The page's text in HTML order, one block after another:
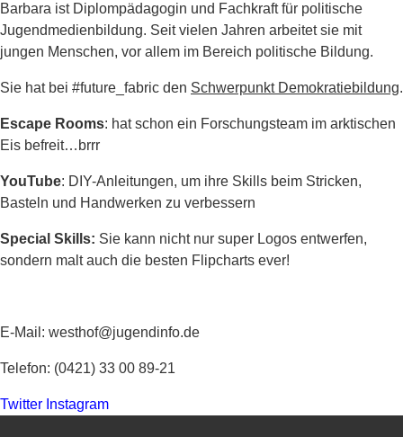
Barbara ist Diplompädagogin und Fachkraft für politische
Jugendmedienbildung. Seit vielen Jahren arbeitet sie mit
jungen Menschen, vor allem im Bereich politische Bildung.
Sie hat bei #future_fabric den Schwerpunkt Demokratiebildung.
Escape Rooms: hat schon ein Forschungsteam im arktischen
Eis befreit…brrr
YouTube: DIY-Anleitungen, um ihre Skills beim Stricken,
Basteln und Handwerken zu verbessern
Special Skills: Sie kann nicht nur super Logos entwerfen,
sondern malt auch die besten Flipcharts ever!
E-Mail: westhof@jugendinfo.de
Telefon: (0421) 33 00 89-21
Twitter Instagram